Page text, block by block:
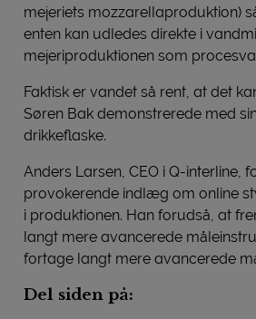
mejeriets mozzarellaproduktion)
enten kan udledes direkte i
mejeriproduktionen som
Faktisk er vandet så rent, at det
Søren Bak demonstrerede med
drikkeflaske.
Anders Larsen, CEO i Q-interline,
provokerende indlæg om online
i produktionen. Han forudså, at
langt mere avancerede
fortage langt mere avancerede
Del siden på: